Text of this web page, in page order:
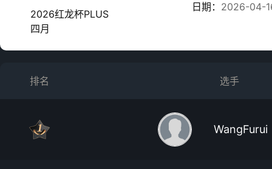
2026红龙杯PLUS
四月
日期： 2026-04-
排名 选手
WangFurui